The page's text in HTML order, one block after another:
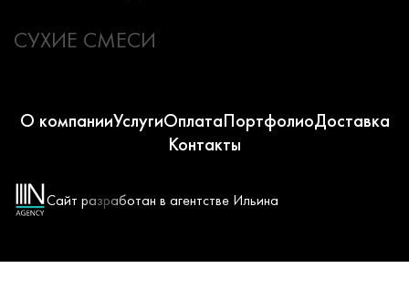
СУХИЕ СМЕСИ
О компанииУслугиОплатаПортфолиоДоставка
Контакты
Сайт разработан в агентстве Ильина